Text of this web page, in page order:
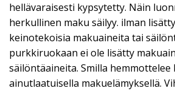
hellävaraisesti kypsytetty. Näin
herkullinen maku säilyy. ilman
keinotekoisia makuaineita tai
purkkiruokaan ei ole lisätty
säilöntäaineita. Smilla hemmottelee
ainutlaatuisella makuelämyksellä.